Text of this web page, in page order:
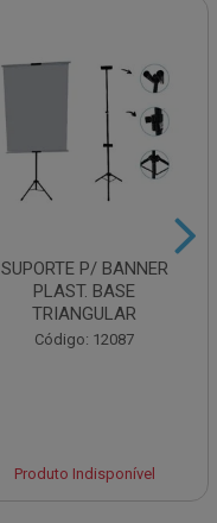
SUPORTE P/ BANNER
PLAST. BASE
TRIANGULAR
Código: 12087
Produto Indisponível